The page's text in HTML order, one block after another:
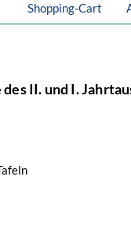
Shopping-Cart
II. und I.